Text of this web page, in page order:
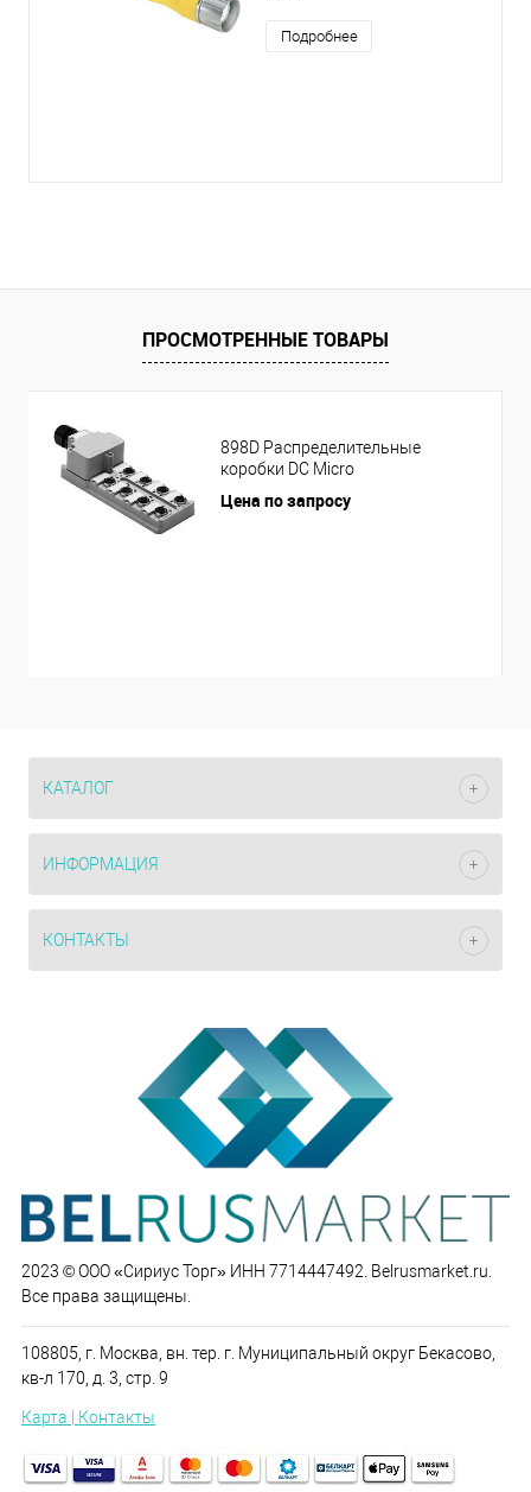
Подробнее
ПРОСМОТРЕННЫЕ ТОВАРЫ
898D Распределительные
коробки DC Micro
Цена по запросу
КАТАЛОГ
ИНФОРМАЦИЯ
КОНТАКТЫ
2023 © ООО «Сириус Торг» ИНН 7714447492. Belrusmarket.ru.
Все права защищены.
108805, г. Москва, вн. тер. г. Муниципальный округ Бекасово,
кв-л 170, д. 3, стр. 9
Карта | Контакты